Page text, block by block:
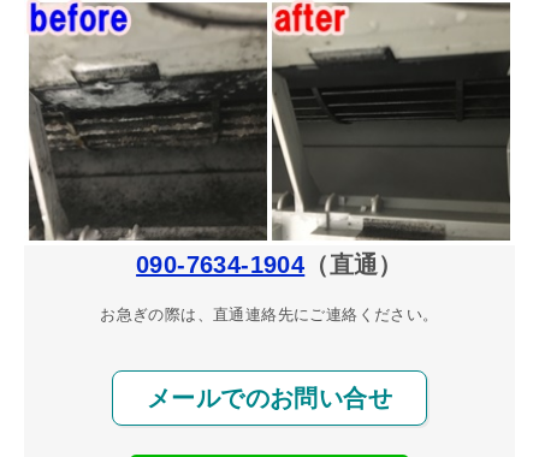
090-7634-1904 （直通）
お急ぎの際は、直通連絡先にご連絡ください。
メールでのお問い合せ